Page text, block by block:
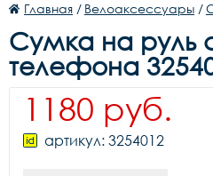
Главная / Велоаксессуары /
Сумка на руль
телефона
1180 руб.
артикул: 3254012